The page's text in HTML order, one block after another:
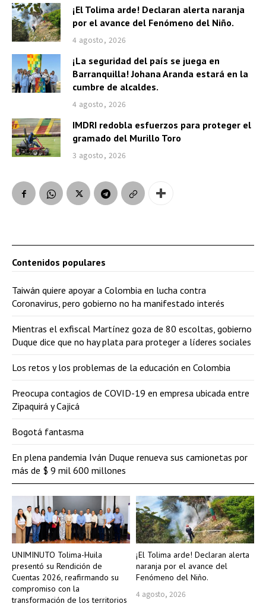
¡El Tolima arde! Declaran alerta naranja
por el avance del Fenómeno del Niño.
4 agosto, 2026
¡La seguridad del país se juega en
Barranquilla! Johana Aranda estará en la
cumbre de alcaldes.
4 agosto, 2026
IMDRI redobla esfuerzos para proteger el
gramado del Murillo Toro
3 agosto, 2026
UNIMINUTO Tolima-Huila
presentó su Rendición de
Cuentas 2026, reafirmando su
compromiso con la
transformación de los territorios
¡El Tolima arde! Declaran alerta
naranja por el avance del
Fenómeno del Niño.
4 agosto, 2026
Contenidos populares
Taiwán quiere apoyar a Colombia en lucha contra
Coronavirus, pero gobierno no ha manifestado interés
Mientras el exfiscal Martínez goza de 80 escoltas, gobierno
Duque dice que no hay plata para proteger a líderes sociales
Los retos y los problemas de la educación en Colombia
Preocupa contagios de COVID-19 en empresa ubicada entre
Zipaquirá y Cajicá
Bogotá fantasma
En plena pandemia Iván Duque renueva sus camionetas por
más de $ 9 mil 600 millones